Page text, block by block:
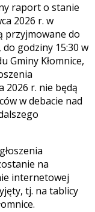
raport o stanie
2026 r. w
przyjmowane do
do godziny 15:30 w
Gminy Kłomnice,
2026 r. nie będą
w debacie nad
na
internetowej
tj. na tablicy